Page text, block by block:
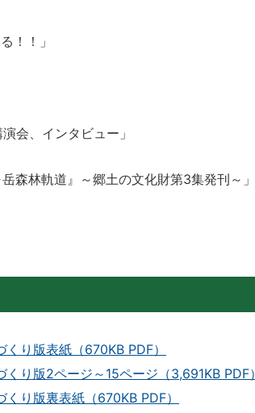
！！」
会、インタビュー」
森林軌道』～郷土の文化財第3集発刊～」
り版表紙（670KB PDF）
り版2ページ～15ページ（3,691KB PDF）
り版裏表紙（670KB PDF）